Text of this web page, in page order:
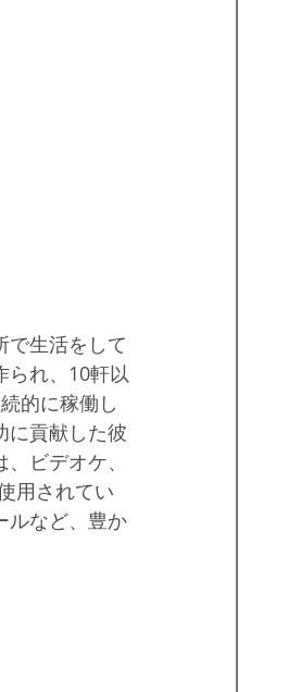
で生活をして
られ、10軒以
的に稼働し
に貢献した彼
ビデオケ、
用されてい
ルなど、豊か